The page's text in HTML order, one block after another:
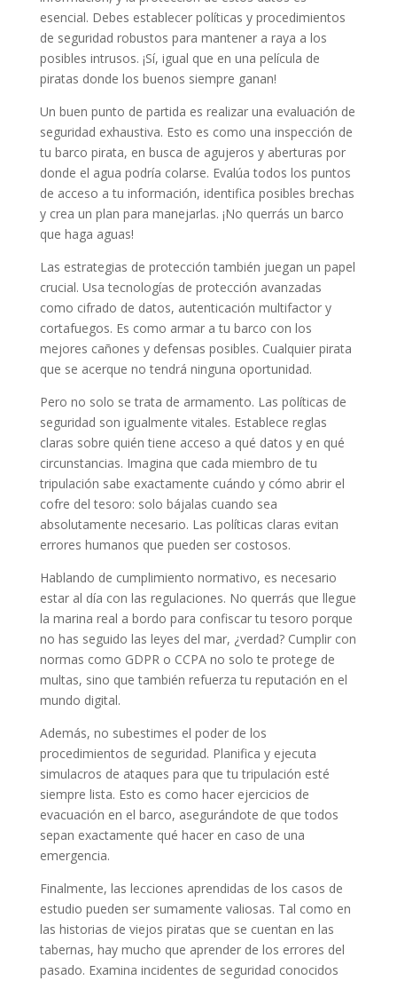
esencial. Debes establecer políticas y procedimientos
de seguridad robustos para mantener a raya a los
posibles intrusos. ¡Sí, igual que en una película de
piratas donde los buenos siempre ganan!
Un buen punto de partida es realizar una evaluación de
seguridad exhaustiva. Esto es como una inspección de
tu barco pirata, en busca de agujeros y aberturas por
donde el agua podría colarse. Evalúa todos los puntos
de acceso a tu información, identifica posibles brechas
y crea un plan para manejarlas. ¡No querrás un barco
que haga aguas!
Las estrategias de protección también juegan un papel
crucial. Usa tecnologías de protección avanzadas
como cifrado de datos, autenticación multifactor y
cortafuegos. Es como armar a tu barco con los
mejores cañones y defensas posibles. Cualquier pirata
que se acerque no tendrá ninguna oportunidad.
Pero no solo se trata de armamento. Las políticas de
seguridad son igualmente vitales. Establece reglas
claras sobre quién tiene acceso a qué datos y en qué
circunstancias. Imagina que cada miembro de tu
tripulación sabe exactamente cuándo y cómo abrir el
cofre del tesoro: solo bájalas cuando sea
absolutamente necesario. Las políticas claras evitan
errores humanos que pueden ser costosos.
Hablando de cumplimiento normativo, es necesario
estar al día con las regulaciones. No querrás que llegue
la marina real a bordo para confiscar tu tesoro porque
no has seguido las leyes del mar, ¿verdad? Cumplir con
normas como GDPR o CCPA no solo te protege de
multas, sino que también refuerza tu reputación en el
mundo digital.
Además, no subestimes el poder de los
procedimientos de seguridad. Planifica y ejecuta
simulacros de ataques para que tu tripulación esté
siempre lista. Esto es como hacer ejercicios de
evacuación en el barco, asegurándote de que todos
sepan exactamente qué hacer en caso de una
emergencia.
Finalmente, las lecciones aprendidas de los casos de
estudio pueden ser sumamente valiosas. Tal como en
las historias de viejos piratas que se cuentan en las
tabernas, hay mucho que aprender de los errores del
pasado. Examina incidentes de seguridad conocidos